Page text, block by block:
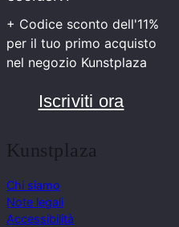
+ Codice sconto dell'11%
per il tuo primo acquisto
nel negozio Kunstplaza
Iscriviti ora
Kunstplaza
Chi siamo
Note legali
Accessibilità